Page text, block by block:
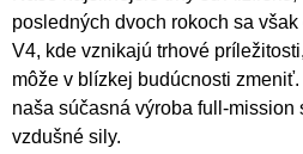
posledných dvoch rokoch sa
V4, kde vznikajú trhové
môže v blízkej budúcnosti
naša súčasná výroba full-mission
vzdušné sily.